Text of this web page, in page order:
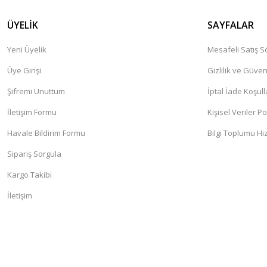
ÜYELİK
Yeni Üyelik
Üye Girişi
Şifremi Unuttum
İletişim Formu
Havale Bildirim Formu
Sipariş Sorgula
Kargo Takibi
İletişim
SAYFALAR
Mesafeli Satış
Gizlilik ve
İptal İade
Kişisel Veriler
Bilgi Toplumu